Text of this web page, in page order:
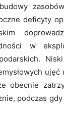
deficyty
w
obecnie
podczas gdy